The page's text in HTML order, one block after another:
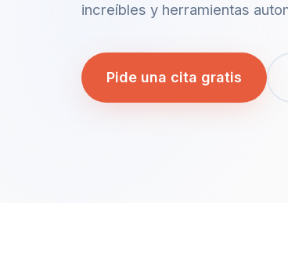
increíbles y herramientas
Pide una cita gratis